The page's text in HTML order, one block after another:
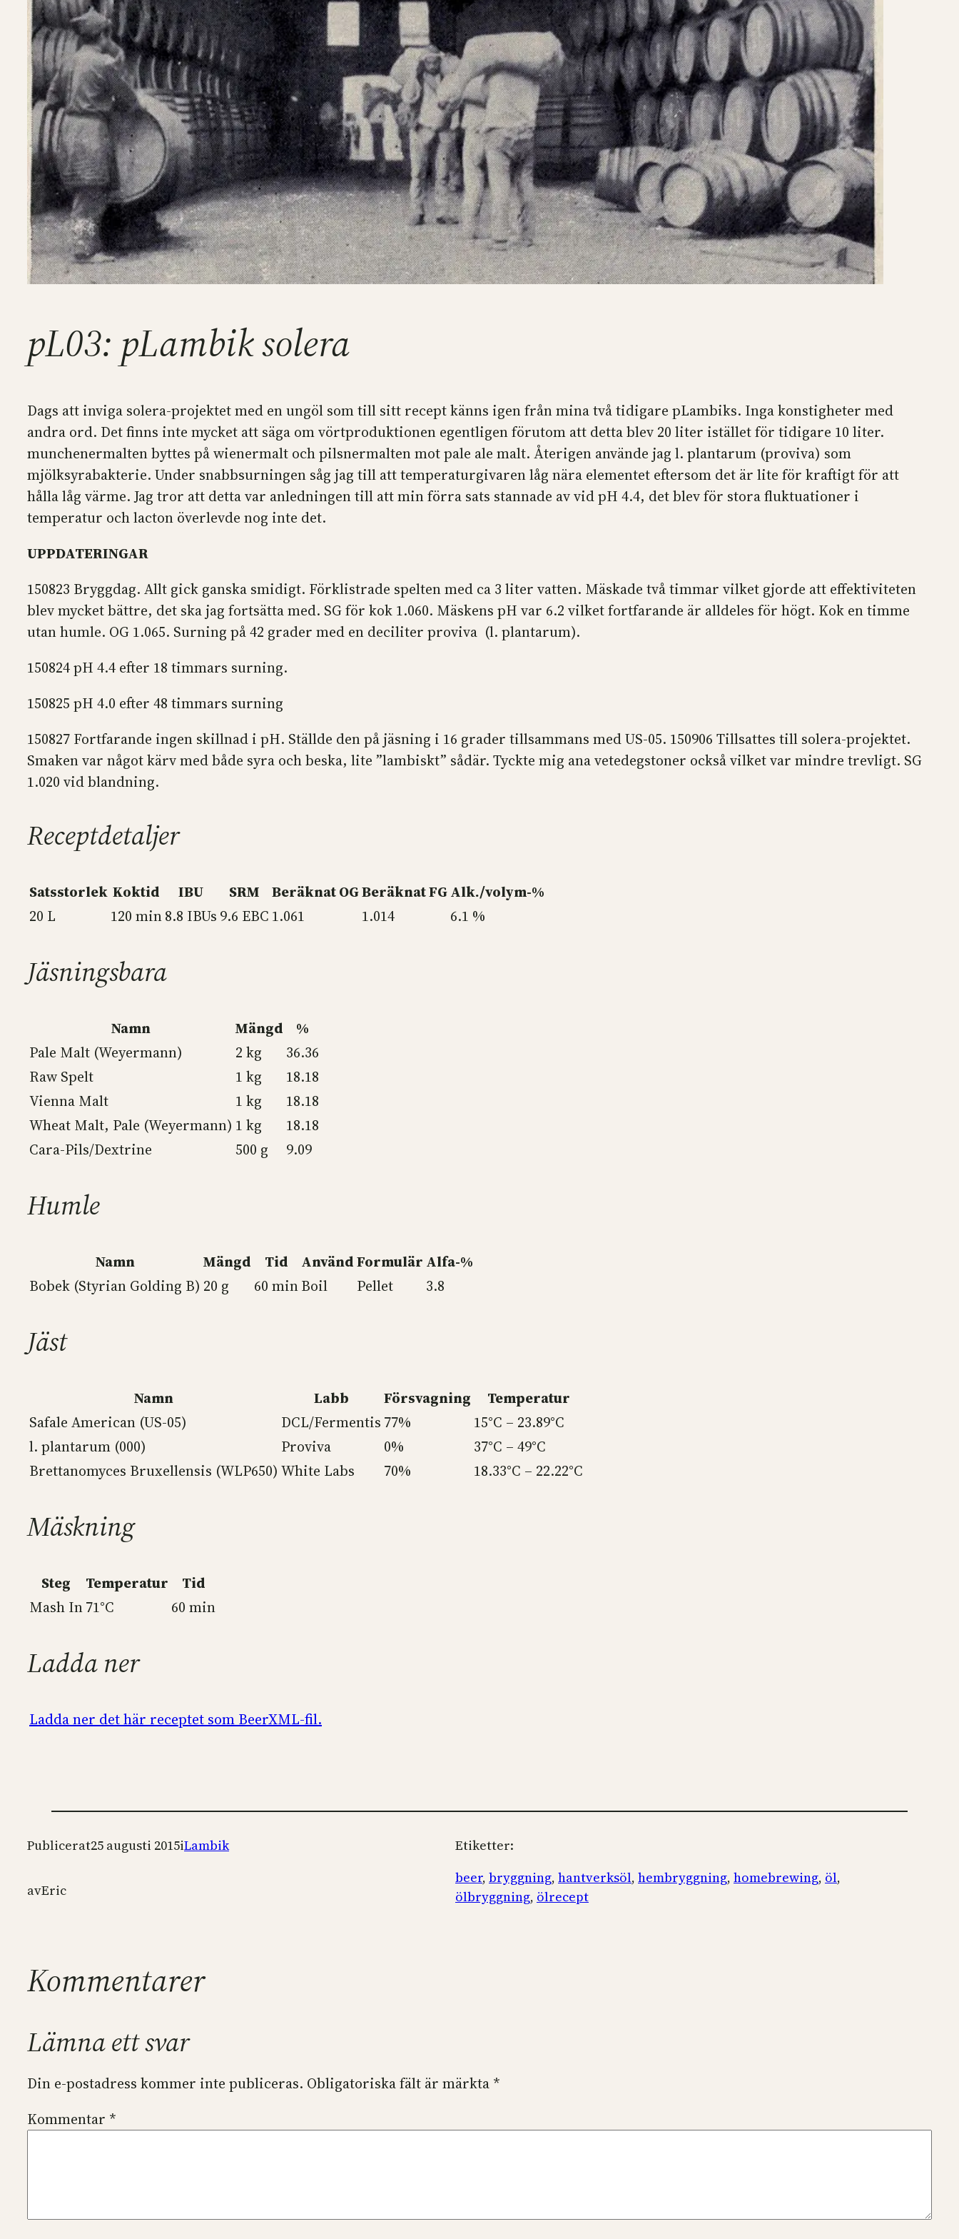
pL03: pLambik solera
Dags att inviga solera-projektet med en ungöl som till sitt recept känns igen från mina två tidigare pLambiks. Inga konstigheter med
andra ord. Det finns inte mycket att säga om vörtproduktionen egentligen förutom att detta blev 20 liter istället för tidigare 10 liter.
munchenermalten byttes på wienermalt och pilsnermalten mot pale ale malt. Återigen använde jag l. plantarum (proviva) som
mjölksyrabakterie. Under snabbsurningen såg jag till att temperaturgivaren låg nära elementet eftersom det är lite för kraftigt för att
hålla låg värme. Jag tror att detta var anledningen till att min förra sats stannade av vid pH 4.4, det blev för stora fluktuationer i
temperatur och lacton överlevde nog inte det.
UPPDATERINGAR
150823 Bryggdag. Allt gick ganska smidigt. Förklistrade spelten med ca 3 liter vatten. Mäskade två timmar vilket gjorde att effektiviteten
blev mycket bättre, det ska jag fortsätta med. SG för kok 1.060. Mäskens pH var 6.2 vilket fortfarande är alldeles för högt. Kok en timme
utan humle. OG 1.065. Surning på 42 grader med en deciliter proviva (l. plantarum).
150824 pH 4.4 efter 18 timmars surning.
150825 pH 4.0 efter 48 timmars surning
150827 Fortfarande ingen skillnad i pH. Ställde den på jäsning i 16 grader tillsammans med US-05. 150906 Tillsattes till solera-projektet.
Smaken var något kärv med både syra och beska, lite ”lambiskt” sådär. Tyckte mig ana vetedegstoner också vilket var mindre trevligt. SG
1.020 vid blandning.
Receptdetaljer
Satsstorlek Koktid IBU SRM Beräknat OGBeräknat FGAlk./volym-%
20 L
120 min8.8 IBUs 9.6 EBC 1.061 1.014 6.1 %
Jäsningsbara
Namn Mängd
%
Pale Malt (Weyermann)
2 kg
36.36
Raw Spelt
1 kg
18.18
Vienna Malt
1 kg
18.18
Wheat Malt, Pale (Weyermann) 1 kg
18.18
Cara-Pils/Dextrine
500 g 9.09
Humle
Namn Mängd Tid AnvändFormulär Alfa-%
Bobek (Styrian Golding B) 20 g 60 minBoil Pellet 3.8
Jäst
Namn Labb Försvagning
Temperatur
Safale American (US-05)
DCL/Fermentis 77%
15°C – 23.89°C
l. plantarum (000)
Proviva 0%
37°C – 49°C
Brettanomyces Bruxellensis (WLP650) White Labs 70% 18.33°C – 22.22°C
Mäskning
Steg Temperatur
Tid
Mash In71°C 60 min
Ladda ner
Ladda ner det här receptet som BeerXML-fil.
Publicerat25 augusti 2015iLambik
avEric
Etiketter:
beer, bryggning, hantverksöl, hembryggning, homebrewing, öl
ölbryggning, ölrecept
Kommentarer
Lämna ett svar
Din e-postadress kommer inte publiceras. Obligatoriska fält är märkta *
Kommentar *